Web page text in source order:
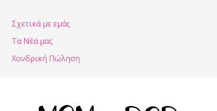
Σχετικά με εμάς
Τα Νέα μας
Χονδρική Πώληση